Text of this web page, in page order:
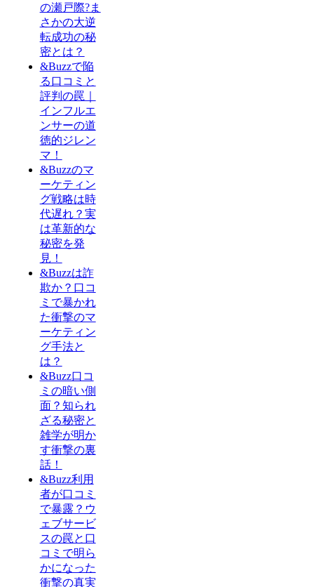
の瀬戸際?ま
さかの大逆
転成功の秘
密とは？
&Buzzで陥
る口コミと
評判の罠｜
インフルエ
ンサーの道
徳的ジレン
マ！
&Buzzのマ
ーケティン
グ戦略は時
代遅れ？実
は革新的な
秘密を発
見！
&Buzzは詐
欺か？口コ
ミで暴かれ
た衝撃のマ
ーケティン
グ手法と
は？
&Buzz口コ
ミの暗い側
面？知られ
ざる秘密と
雑学が明か
す衝撃の裏
話！
&Buzz利用
者が口コミ
で暴露？ウ
ェブサービ
スの罠と口
コミで明ら
かになった
衝撃の真実